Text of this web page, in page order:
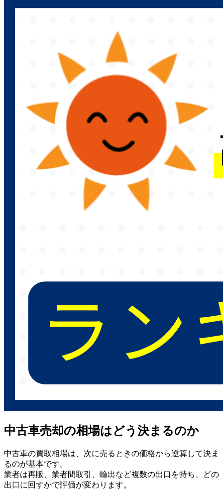
中古車売却の相場はどう決まるのか
中古車の買取相場は、次に売るときの価格から逆算して決ま
るのが基本です。
業者は再販、業者間取引、輸出など複数の出口を持ち、どの
出口に回すかで評価が変わります。